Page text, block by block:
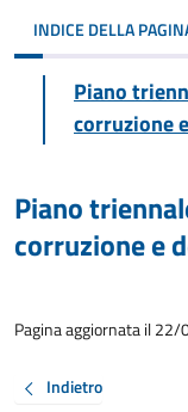
INDICE DELLA
Piano
corruzione
Piano
corruzione e
Pagina aggiornata il
Indietro